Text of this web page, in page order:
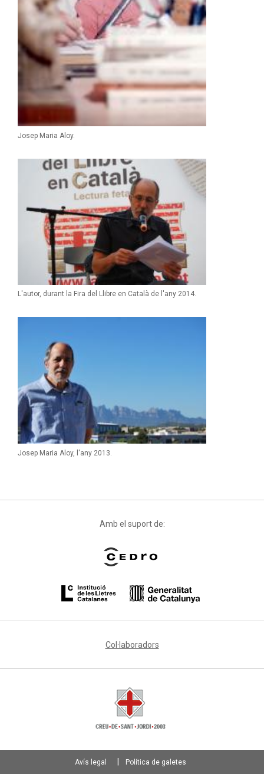
Josep Maria Aloy.
L'autor, durant la Fira del Llibre en Català de l'any 2014.
Josep Maria Aloy, l'any 2013.
Amb el suport de:
Col·laboradors
Avís legal Política de galetes